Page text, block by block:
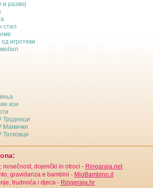
развој
стил
игротеки
кои
Трудници
Мамички
Татковци
nosečnost, dojenčki in otroci -Ringaraja.net
gravidanza e bambini -MioBambino.it
trudnoća i djeca -Ringeraja.hr